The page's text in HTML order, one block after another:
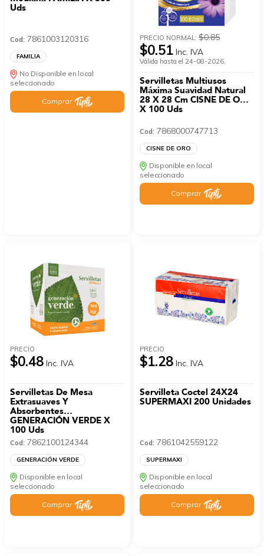
Uds
Cod: 7861003120316
FAMILIA
No Disponible en local
seleccionado
Comprar
PRECIO NORMAL:$0.85
$0.51 Inc. IVA
Válida hasta el 24-08-2026.
Servilletas Multiusos
Máxima Suavidad Natural
28 X 28 Cm CISNE DE ORO
X 100 Uds
Cod: 7868000747713
CISNE DE ORO
Disponible en local
seleccionado
Comprar
PRECIO
$0.48 Inc. IVA
Servilletas De Mesa
Extrasuaves Y
Absorbentes
GENERACIÓN VERDE X
100 Uds
Cod: 7862100124344
GENERACIÓN VERDE
Disponible en local
seleccionado
Comprar
PRECIO
$1.28 Inc. IVA
Servilleta Coctel 24X24
SUPERMAXI 200 Unidades
Cod: 7861042559122
SUPERMAXI
Disponible en local
seleccionado
Comprar